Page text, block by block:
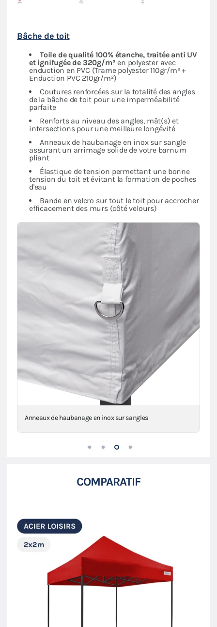
Bâche de toit
Toile de qualité 100% étanche, traitée anti UV
et ignifugée de 320g/m² en polyester avec
enduction en PVC (Trame polyester 110gr/m² +
Enduction PVC 210gr/m²)
Coutures renforcées sur la totalité des angles
de la bâche de toit pour une imperméabilité
parfaite
Renforts au niveau des angles, mât(s) et
intersections pour une meilleure longévité
Anneaux de haubanage en inox sur sangle
assurant un arrimage solide de votre barnum
pliant
Élastique de tension permettant une bonne
tension du toit et évitant la formation de poches
d'eau
Bande en velcro sur tout le toit pour accrocher
efficacement des murs (côté velours)
Anneaux de haubanage en inox sur sangles
COMPARATIF